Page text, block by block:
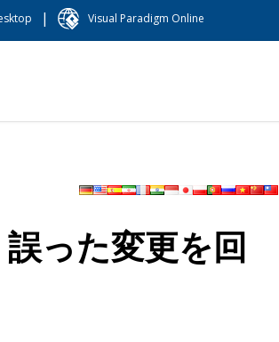
| Visual Paradigm Online
った変更を回